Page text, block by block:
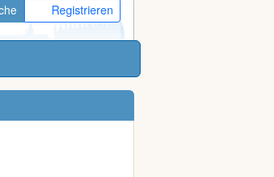
Registrieren